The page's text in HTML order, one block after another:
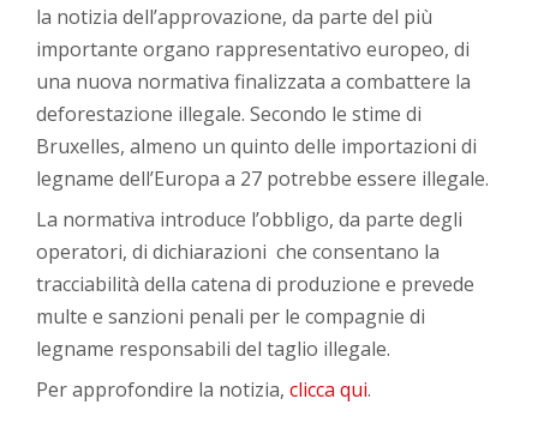
la notizia dell’approvazione, da parte del più
importante organo rappresentativo europeo, di
una nuova normativa finalizzata a combattere la
deforestazione illegale. Secondo le stime di
Bruxelles, almeno un quinto delle importazioni di
legname dell’Europa a 27 potrebbe essere illegale.
La normativa introduce l’obbligo, da parte degli
operatori, di dichiarazioni che consentano la
tracciabilità della catena di produzione e prevede
multe e sanzioni penali per le compagnie di
legname responsabili del taglio illegale.
Per approfondire la notizia,clicca qui.